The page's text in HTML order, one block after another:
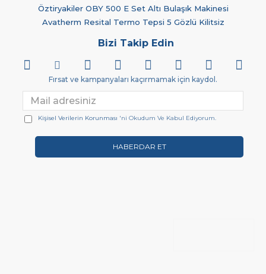
Öztiryakiler OBY 500 E Set Altı Bulaşık Makinesi
Avatherm Resital Termo Tepsi 5 Gözlü Kilitsiz
Bizi Takip Edin
Fırsat ve kampanyaları kaçırmamak için kaydol.
HABERDAR ET
Kişisel Verilerin Korunması 'ni Okudum Ve Kabul Ediyorum.